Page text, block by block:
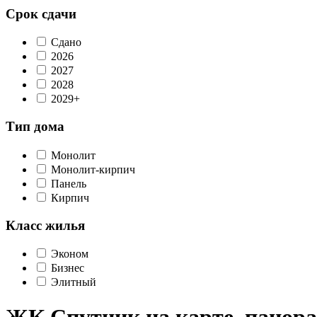
Срок сдачи
Сдано
2026
2027
2028
2029+
Тип дома
Монолит
Монолит-кирпич
Панель
Кирпич
Класс жилья
Эконом
Бизнес
Элитный